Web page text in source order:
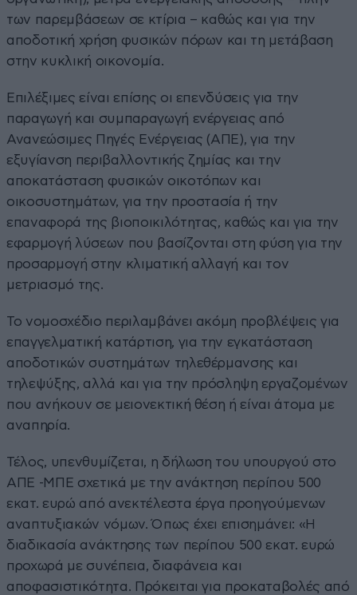
των παρεμβάσεων σε κτίρια – καθώς και για την
αποδοτική χρήση φυσικών πόρων και τη μετάβαση
στην κυκλική οικονομία.
Επιλέξιμες είναι επίσης οι επενδύσεις για την
παραγωγή και συμπαραγωγή ενέργειας από
Ανανεώσιμες Πηγές Ενέργειας (ΑΠΕ), για την
εξυγίανση περιβαλλοντικής ζημίας και την
αποκατάσταση φυσικών οικοτόπων και
οικοσυστημάτων, για την προστασία ή την
επαναφορά της βιοποικιλότητας, καθώς και για την
εφαρμογή λύσεων που βασίζονται στη φύση για την
προσαρμογή στην κλιματική αλλαγή και τον
μετριασμό της.
Το νομοσχέδιο περιλαμβάνει ακόμη προβλέψεις για
επαγγελματική κατάρτιση, για την εγκατάσταση
αποδοτικών συστημάτων τηλεθέρμανσης και
τηλεψύξης, αλλά και για την πρόσληψη εργαζομένων
που ανήκουν σε μειονεκτική θέση ή είναι άτομα με
αναπηρία.
Τέλος, υπενθυμίζεται, η δήλωση του υπουργού στο
ΑΠΕ -ΜΠΕ σχετικά με την ανάκτηση περίπου 500
εκατ. ευρώ από ανεκτέλεστα έργα προηγούμενων
αναπτυξιακών νόμων. Όπως έχει επισημάνει: «Η
διαδικασία ανάκτησης των περίπου 500 εκατ. ευρώ
προχωρά με συνέπεια, διαφάνεια και
αποφασιστικότητα. Πρόκειται για προκαταβολές από